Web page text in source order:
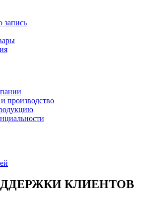
запись
производство
КЛИЕНТОВ